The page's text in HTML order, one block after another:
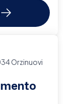
Orzinuovi